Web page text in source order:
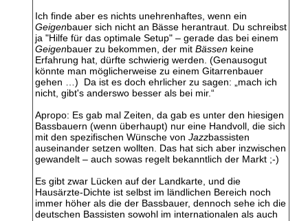
Ich finde aber es nichts unehrenhaftes, wenn ein
Geigenbauer sich nicht an Bässe herantraut. Du schreibst
ja "Hilfe für das optimale Setup" – gerade das bei einem
Geigenbauer zu bekommen, der mit Bässen keine
Erfahrung hat, dürfte schwierig werden. (Genausogut
könnte man möglicherweise zu einem Gitarrenbauer
gehen …) Da ist es doch ehrlicher zu sagen: „mach ich
nicht, gibt's anderswo besser als bei mir.“
Apropo: Es gab mal Zeiten, da gab es unter den hiesigen
Bassbauern (wenn überhaupt) nur eine Handvoll, die sich
mit den spezifischen Wünsche von Jazzbassisten
auseinander setzen wollten. Das hat sich aber inzwischen
gewandelt – auch sowas regelt bekanntlich der Markt ;-)
Es gibt zwar Lücken auf der Landkarte, und die
Hausärzte-Dichte ist selbst im ländlichen Bereich noch
immer höher als die der Bassbauer, dennoch sehe ich die
deutschen Bassisten sowohl im internationalen als auch